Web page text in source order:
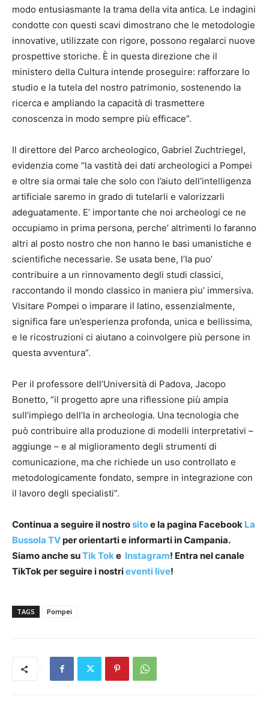
modo entusiasmante la trama della vita antica. Le indagini
condotte con questi scavi dimostrano che le metodologie
innovative, utilizzate con rigore, possono regalarci nuove
prospettive storiche. È in questa direzione che il
ministero della Cultura intende proseguire: rafforzare lo
studio e la tutela del nostro patrimonio, sostenendo la
ricerca e ampliando la capacità di trasmettere
conoscenza in modo sempre più efficace”.
Il direttore del Parco archeologico, Gabriel Zuchtriegel,
evidenzia come “la vastità dei dati archeologici a Pompei
e oltre sia ormai tale che solo con l’aiuto dell’intelligenza
artificiale saremo in grado di tutelarli e valorizzarli
adeguatamente. E’ importante che noi archeologi ce ne
occupiamo in prima persona, perche’ altrimenti lo faranno
altri al posto nostro che non hanno le basi umanistiche e
scientifiche necessarie. Se usata bene, l’Ia puo’
contribuire a un rinnovamento degli studi classici,
raccontando il mondo classico in maniera piu’ immersiva.
Visitare Pompei o imparare il latino, essenzialmente,
significa fare un’esperienza profonda, unica e bellissima,
e le ricostruzioni ci aiutano a coinvolgere più persone in
questa avventura”.
Per il professore dell’Università di Padova, Jacopo
Bonetto, “il progetto apre una riflessione più ampia
sull’impiego dell’Ia in archeologia. Una tecnologia che
può contribuire alla produzione di modelli interpretativi –
aggiunge – e al miglioramento degli strumenti di
comunicazione, ma che richiede un uso controllato e
metodologicamente fondato, sempre in integrazione con
il lavoro degli specialisti”.
Continua a seguire il nostrositoe la pagina Facebook La
Bussola TVper orientarti e informarti in Campania.
Siamo anche suTik Toke Instagram! Entra nel canale
TikTok per seguire i nostrieventi live!
TAGS Pompei